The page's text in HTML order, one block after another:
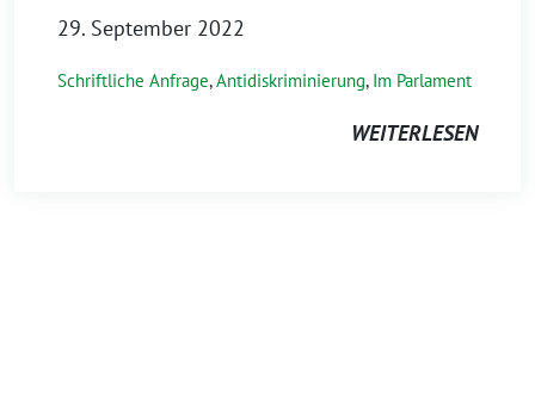
29. September 2022
Schriftliche Anfrage,Antidiskriminierung, Im Parlament
WEITERLESEN